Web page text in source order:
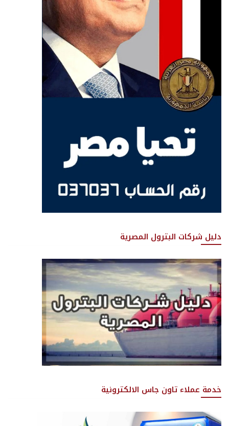
دليل شركات البترول المصرية
خدمة عملاء تاون جاس الالكترونية